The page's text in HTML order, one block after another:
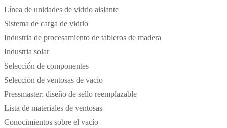
Línea de unidades de vidrio aislante
Sistema de carga de vidrio
Industria de procesamiento de tableros de madera
Industria solar
Selección de componentes
Selección de ventosas de vacío
Pressmaster: diseño de sello reemplazable
Lista de materiales de ventosas
Conocimientos sobre el vacío